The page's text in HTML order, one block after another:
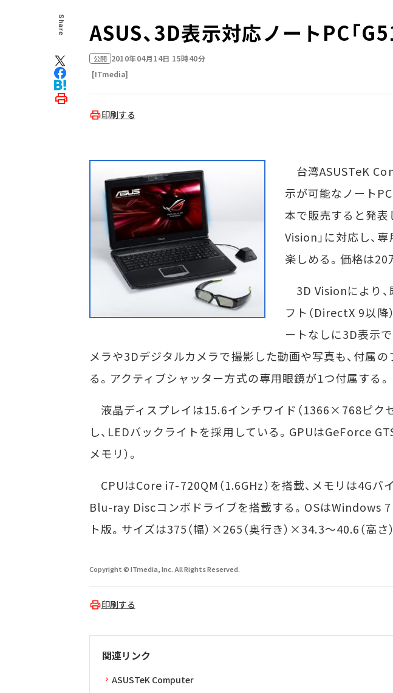
Share ASUS、3D表示対応ノートPC「
公開 2010年04月14日 15時40分
[ITmedia]
印刷する
台湾ASUSTeK
示が可能なノート
本で販売すると発表
Vision」に対応し、
楽しめる。価格は20
3D Visionにより
フト（DirectX 9以降
ートなしに3D表示
メラや3Dデジタルカメラで撮影した動画や写真も、付属
る。アクティブシャッター方式の専用眼鏡が1つ付属する。
液晶ディスプレイは15.6インチワイド（1366×768ピク
し、LEDバックライトを採用している。GPUはGeForce
メモリ）。
CPUはCore i7-720QM（1.6GHz）を搭載、メモリは4Gバ
Blu-ray Discコンボドライブを搭載する。OSはWindows
ト版。サイズは375（幅）×265（奥行き）×34.3～40.6（高さ
Copyright © ITmedia, Inc. All Rights Reserved.
印刷する
関連リンク
ASUSTeK Computer